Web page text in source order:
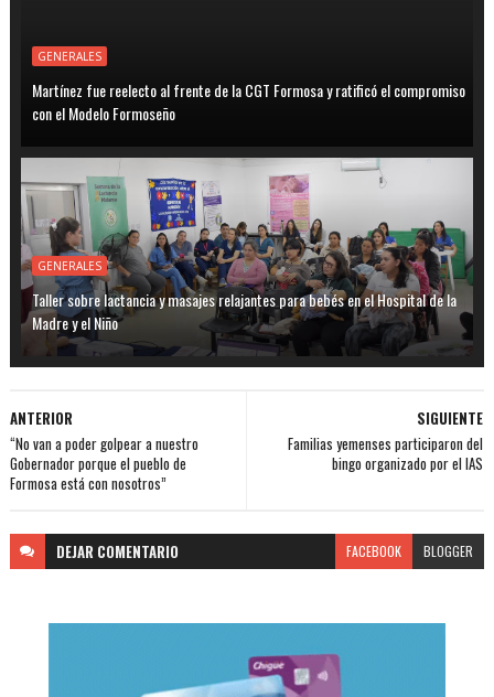
GENERALES
Martínez fue reelecto al frente de la CGT Formosa y ratificó el compromiso
con el Modelo Formoseño
GENERALES
Taller sobre lactancia y masajes relajantes para bebés en el Hospital de la
Madre y el Niño
SIGUIENTE
Familias yemenses participaron del
bingo organizado por el IAS
ANTERIOR
“No van a poder golpear a nuestro
Gobernador porque el pueblo de
Formosa está con nosotros”
DEJAR COMENTARIO FACEBOOK BLOGGER